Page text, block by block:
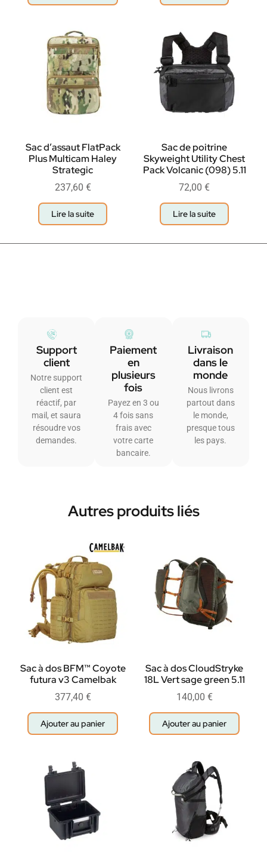
Sac d’assaut FlatPack
Plus Multicam Haley
Strategic
237,60 €
Lire la suite
Sac de poitrine
Skyweight Utility Chest
Pack Volcanic (098) 5.11
72,00 €
Lire la suite
Support
client
Notre support
client est
réactif, par
mail, et saura
résoudre vos
demandes.
Paiement
en
plusieurs
fois
Payez en 3 ou
4 fois sans
frais avec
votre carte
bancaire.
Livraison
dans le
monde
Nous livrons
partout dans
le monde,
presque tous
les pays.
Autres produits liés
Sac à dos BFM™ Coyote
futura v3 Camelbak
377,40 €
Ajouter au panier
Sac à dos CloudStryke
18L Vert sage green 5.11
140,00 €
Ajouter au panier